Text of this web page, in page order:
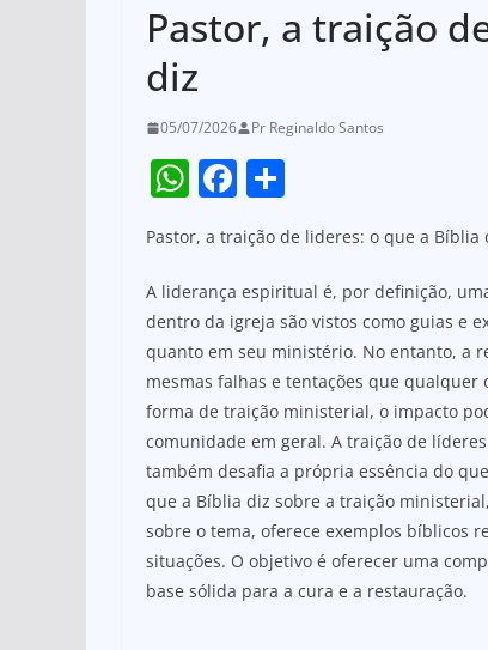
Pastor, a traição
diz
05/07/2026 Pr Reginaldo Santos
W
at
s
A
p
p
F
a
c
e
b
o
o
k
h
ar
e
Pastor, a traição de lideres: o que a Bíblia
A liderança espiritual é, por definição,
dentro da igreja são vistos como guias e
quanto em seu ministério. No entanto, a
mesmas falhas e tentações que qualquer
forma de traição ministerial, o impacto
comunidade em geral. A traição de
também desafia a própria essência do
que a Bíblia diz sobre a traição
sobre o tema, oferece exemplos bíblicos
situações. O objetivo é oferecer uma
base sólida para a cura e a restauração.